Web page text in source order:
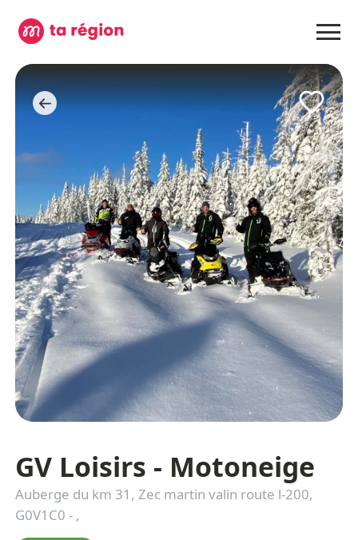
GV Loisirs - Motoneige
Auberge du km 31, Zec martin valin route l-200,
G0V1C0 - ,